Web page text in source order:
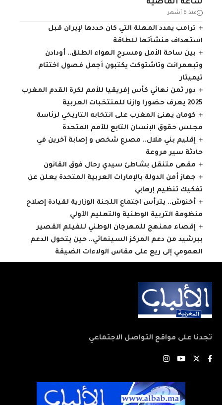
ساعة الماضية
منذ 6 أشهر
ترامب يمدد المهلة التي كان حددها لإيران قبل
استهداف منشآتها للطاقة
بين ساحة الأمل ومسرح الهواء الطلق.. أودادن
وتبعمرانت وتاشتوكت يكتبون أجمل فصول اختتام
تيميتار
دور ثمن نهائي كأس إفريقيا للأمم لكرة القدم المغرب
2025 يعرف حضورا وازنا للمنتخبات العربية
كومان يهنئ المغرب على انتخابه التاريخي لرئاسة
مجلس حقوق الإنسان التابع للأمم المتحدة
إقليم بني ملال.. مصرع شخص و إصابة آخرين في
حادثة سير مروعة
مقهى متنقل بشاطئ سيدي رحال فوق القانون
جهاز أمن الدولة بالإمارات العربية المتحدة يعلن عن
تفكيك تنظيم إرهابي
أخنوش.. يترأس اجتماع اللجنة الوزارية لقيادة إصلاح
منظومة التربية الوطنية والتعليم الأولي
إقصاء ممنهج للمهرجان الوطني للفيلم القصير
ببرشيد من دعم المركز السينمائي.. حين يتحول الدعم
العمومي إلى ريع على مقاس الولاءات الضيقة
تجدنا على مواقع التواصل الاجتماعي